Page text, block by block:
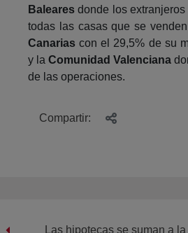
Baleares donde los
todas las casas que se
Canarias con el 29,5% de su
y la Comunidad Valenciana
de las operaciones.
Compartir:
Las hipotecas se suman a